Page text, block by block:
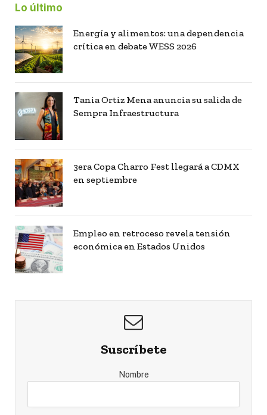
Lo último
Energía y alimentos: una dependencia
crítica en debate WESS 2026
Tania Ortiz Mena anuncia su salida de
Sempra Infraestructura
3era Copa Charro Fest llegará a CDMX
en septiembre
Empleo en retroceso revela tensión
económica en Estados Unidos
Suscríbete
Nombre